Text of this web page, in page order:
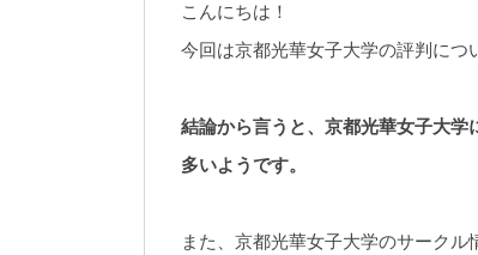
こんにちは！
今回は京都光華女子大学の評判につ
結論から言うと、京都光華女子大
多いようです。
また、京都光華女子大学のサーク